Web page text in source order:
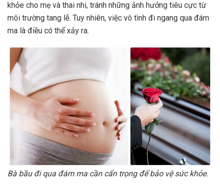
khỏe cho mẹ và thai nhi, tránh những ảnh hưởng tiêu cực từ
môi trường tang lễ. Tuy nhiên, việc vô tình đi ngang qua đám
ma là điều có thể xảy ra.
Bà bầu đi qua đám ma cần cẩn trọng để bảo vệ sức khỏe.